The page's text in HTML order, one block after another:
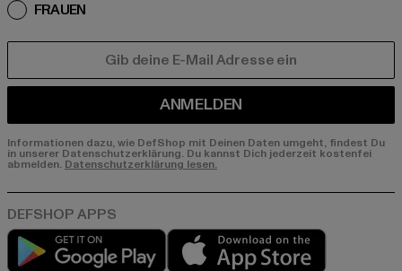
FRAUEN
ANMELDEN
Informationen dazu, wie DefShop mit Deinen Daten umgeht, findest Du
in unserer Datenschutzerklärung. Du kannst Dich jederzeit kostenfei
abmelden. Datenschutzerklärung lesen.
Play market